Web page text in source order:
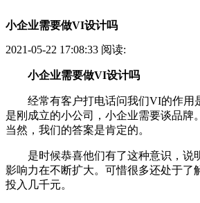
小企业需要做VI设计吗
2021-05-22 17:08:33 阅读:
小企业需要做VI设计吗
经常有客户打电话问我们VI的作用
是刚成立的小公司，小企业需要谈品牌
当然，我们的答案是肯定的。
是时候恭喜他们有了这种意识，说
影响力在不断扩大。可惜很多还处于了
投入几千元。